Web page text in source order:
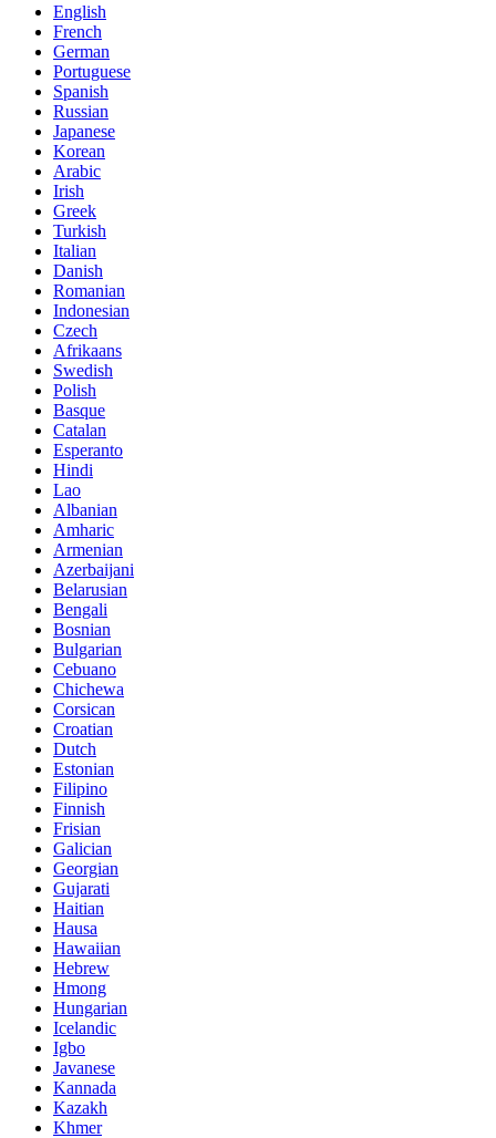
English
French
German
Portuguese
Spanish
Russian
Japanese
Korean
Arabic
Irish
Greek
Turkish
Italian
Danish
Romanian
Indonesian
Czech
Afrikaans
Swedish
Polish
Basque
Catalan
Esperanto
Hindi
Lao
Albanian
Amharic
Armenian
Azerbaijani
Belarusian
Bengali
Bosnian
Bulgarian
Cebuano
Chichewa
Corsican
Croatian
Dutch
Estonian
Filipino
Finnish
Frisian
Galician
Georgian
Gujarati
Haitian
Hausa
Hawaiian
Hebrew
Hmong
Hungarian
Icelandic
Igbo
Javanese
Kannada
Kazakh
Khmer